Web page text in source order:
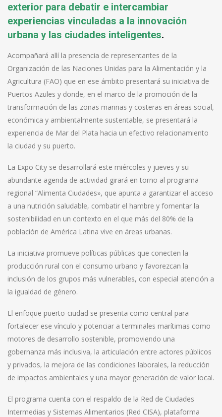
exterior para debatir e intercambiar
experiencias vinculadas a la innovación
urbana y las ciudades inteligentes.
Acompañará allí la presencia de representantes de la
Organización de las Naciones Unidas para la Alimentación y la
Agricultura (FAO) que en ese ámbito presentará su iniciativa de
Puertos Azules y donde, en el marco de la promoción de la
transformación de las zonas marinas y costeras en áreas social,
económica y ambientalmente sustentable, se presentará la
experiencia de Mar del Plata hacia un efectivo relacionamiento
la ciudad y su puerto.
La Expo City se desarrollará este miércoles y jueves y su
abundante agenda de actividad girará en torno al programa
regional “Alimenta Ciudades», que apunta a garantizar el acceso
a una nutrición saludable, combatir el hambre y fomentar la
sostenibilidad en un contexto en el que más del 80% de la
población de América Latina vive en áreas urbanas.
La iniciativa promueve políticas públicas que conecten la
producción rural con el consumo urbano y favorezcan la
inclusión de los grupos más vulnerables, con especial atención a
la igualdad de género.
El enfoque puerto-ciudad se presenta como central para
fortalecer ese vínculo y potenciar a terminales marítimas como
motores de desarrollo sostenible, promoviendo una
gobernanza más inclusiva, la articulación entre actores públicos
y privados, la mejora de las condiciones laborales, la reducción
de impactos ambientales y una mayor generación de valor local.
El programa cuenta con el respaldo de la Red de Ciudades
Intermedias y Sistemas Alimentarios (Red CISA), plataforma